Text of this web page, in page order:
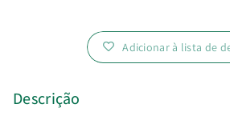
BioAdicionar à lista de
Descrição